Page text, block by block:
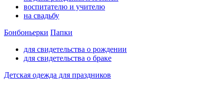
воспитателю и учителю
на свадьбу
Бонбоньерки Папки
для свидетельства о рождении
для свидетельства о браке
Детская одежда для праздников